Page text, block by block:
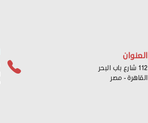
العنوان
112 شارع باب البحر
القاهرة - مصر